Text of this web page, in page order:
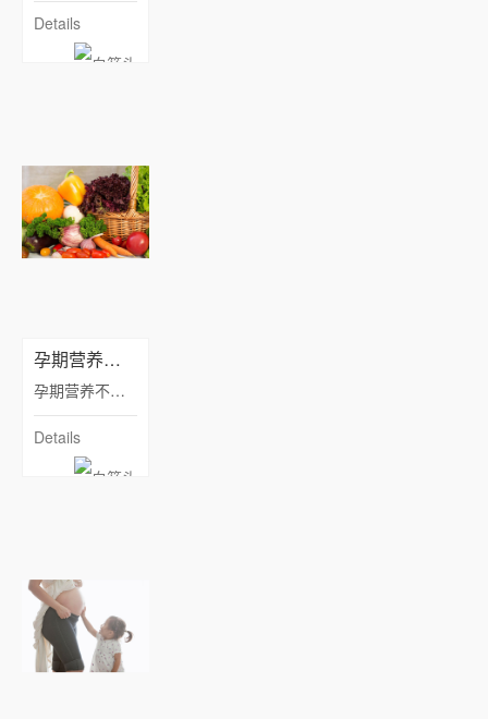
Details
孕期营养监测的重要性
孕期营养不足不是件好事，但营养过剩也会对准妈妈和胎儿产生不利。因为胎儿巨大会增加难产的概率和风险，而脂肪的过度沉积还可能导致准妈妈患上妊娠高血压、慢性高血压、高脂血症等疾病。
Details